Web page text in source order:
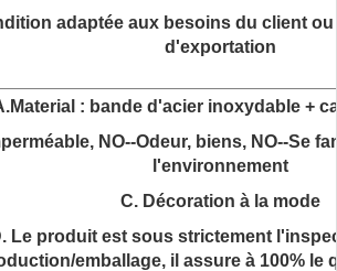
adaptée aux besoins du client
d'exportation
: bande d'acier inoxydable +
NO--Odeur, biens, NO--Se
l'environnement
C. Décoration à la mode
Le produit est sous strictement
emballage, il assure à 100% le